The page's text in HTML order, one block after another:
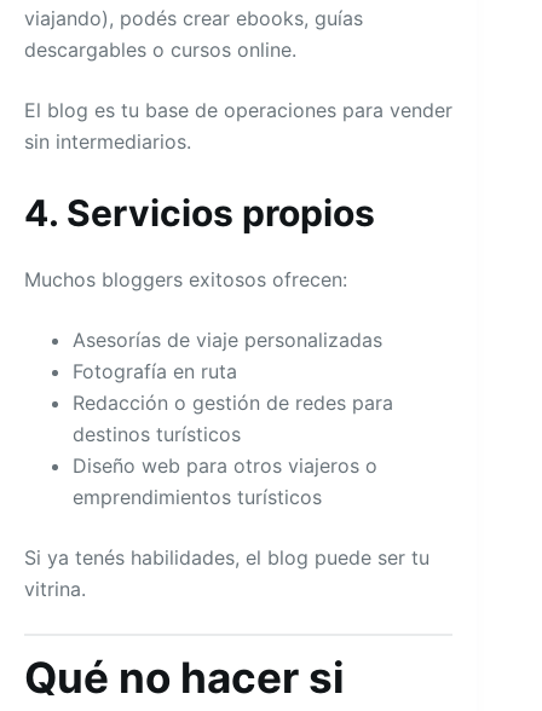
viajando), podés crear ebooks, guías
descargables o cursos online.
El blog es tu base de operaciones para vender
sin intermediarios.
4. Servicios propios
Muchos bloggers exitosos ofrecen:
Asesorías de viaje personalizadas
Fotografía en ruta
Redacción o gestión de redes para
destinos turísticos
Diseño web para otros viajeros o
emprendimientos turísticos
Si ya tenés habilidades, el blog puede ser tu
vitrina.
Qué no hacer si